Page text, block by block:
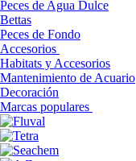
Peces de Agua Dulce
Bettas
Peces de Fondo
Accesorios
Habitats y Accesorios
Mantenimiento de Acuario
Decoración
Marcas populares